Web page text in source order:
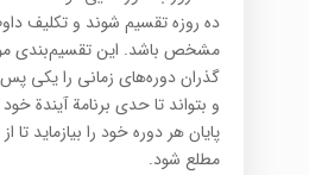
ده روزه تقسیم شوند و تکلیف
مشخص باشد. این تقسیم‌بندی
گذران دوره‌های زمانی را یکی
و بتواند تا حدی برنامة آیندة
پایان هر دوره خود را بیازماید
مطلع شود.